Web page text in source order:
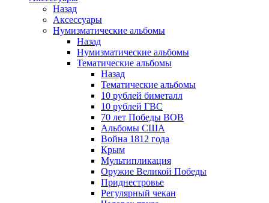
Назад
Аксессуары
Нумизматические альбомы
Назад
Нумизматические альбомы
Тематические альбомы
Назад
Тематические альбомы
10 рублей биметалл
10 рублей ГВС
70 лет Победы ВОВ
Альбомы США
Война 1812 года
Крым
Мультипликация
Оружие Великой Победы
Приднестровье
Регулярный чекан